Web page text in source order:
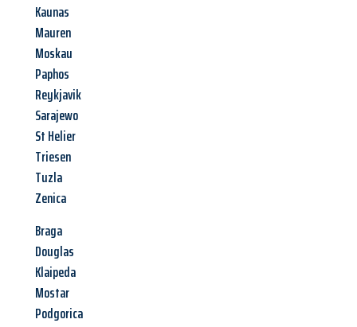
Kaunas
Mauren
Moskau
Paphos
Reykjavik
Sarajewo
St Helier
Triesen
Tuzla
Zenica
Braga
Douglas
Klaipeda
Mostar
Podgorica